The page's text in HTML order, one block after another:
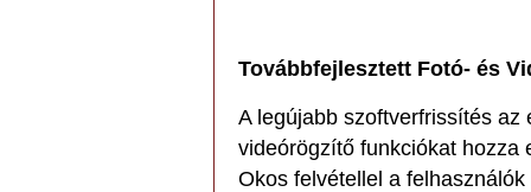
Továbbfejlesztett Fotó- és
A legújabb szoftverfrissítés az
videórögzítő funkciókat hozza
Okos felvétellel a